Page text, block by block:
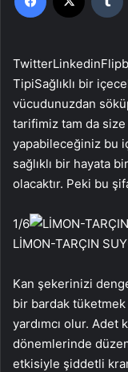
TwitterLinkedin
TipiSağlıklı bir
vücudunuzdan
tarifimiz tam da
yapabileceğiniz bu
sağlıklı bir hayata
olacaktır. Peki bu
1/6
LİMON-TARÇIN
Kan şekerinizi
bir bardak tüketmek
yardımcı olur. Adet
dönemlerinde
etkisiyle şiddetli